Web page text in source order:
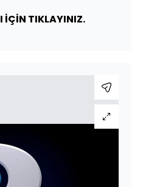
İÇİN TIKLAYINIZ.